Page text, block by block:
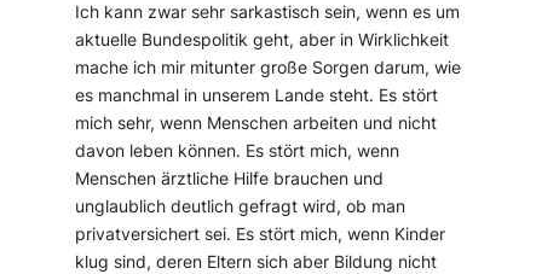
Ich kann zwar sehr sarkastisch sein, wenn es um
aktuelle Bundespolitik geht, aber in Wirklichkeit
mache ich mir mitunter große Sorgen darum, wie
es manchmal in unserem Lande steht. Es stört
mich sehr, wenn Menschen arbeiten und nicht
davon leben können. Es stört mich, wenn
Menschen ärztliche Hilfe brauchen und
unglaublich deutlich gefragt wird, ob man
privatversichert sei. Es stört mich, wenn Kinder
klug sind, deren Eltern sich aber Bildung nicht